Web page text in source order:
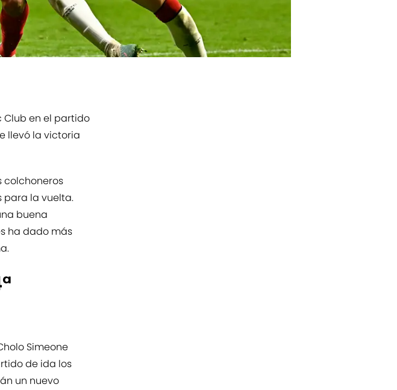
en el partido
llevó la victoria
colchoneros
para la vuelta.
buena
ha dado más
Simeone
de ida los
un nuevo